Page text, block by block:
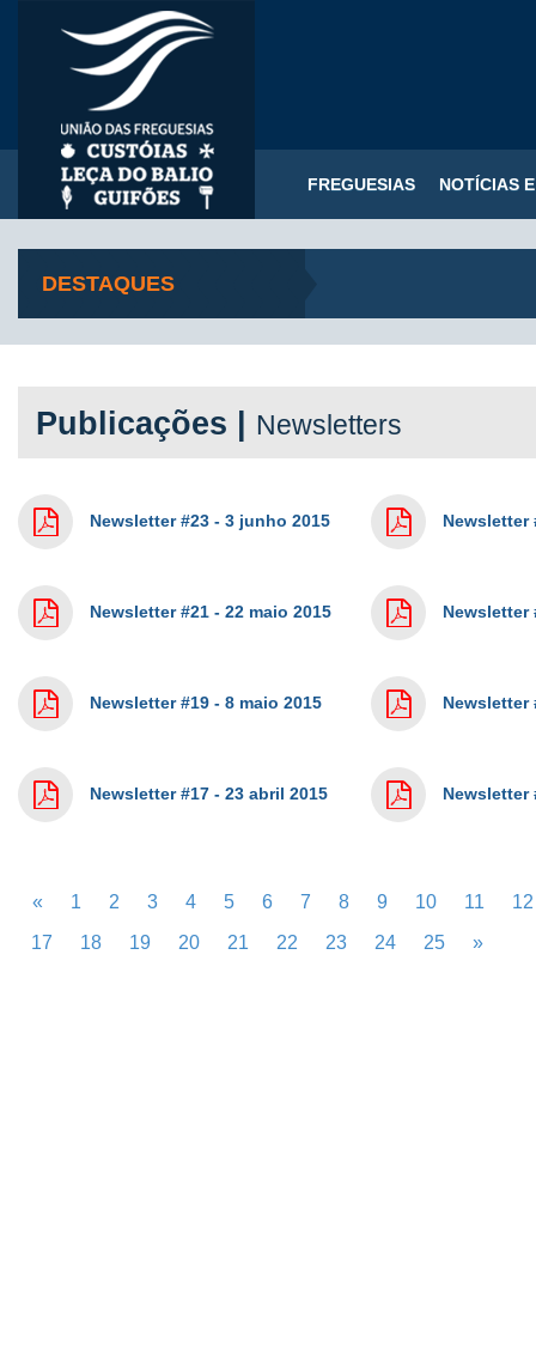
FREGUESIAS NOTÍCIAS
DESTAQUES
Publicações | Newsletters
Newsletter #23 - 3 junho 2015 Newsletter
Newsletter #21 - 22 maio 2015 Newsletter
Newsletter #19 - 8 maio 2015 Newsletter
Newsletter #17 - 23 abril 2015 Newsletter
« 1 2 3 4 5 6 7 8 9 10 11
12
17
18 19 20 21 22 23 24 25 »